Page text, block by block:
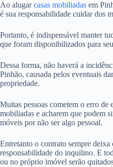
Ao alugarcasas mobiliadas em
é sua responsabilidade cuidar dos
Portanto, é indispensável manter
que foram disponibilizados para
Dessa forma, não haverá a
Pinhão, causada pelos eventuais
propriedade.
Muitas pessoas cometem o erro de
mobiliadas e acharem que podem
móveis por não ser algo pessoal.
Entretanto o contrato sempre deixa
responsabilidade do inquilino. E
ou no próprio imóvel serão